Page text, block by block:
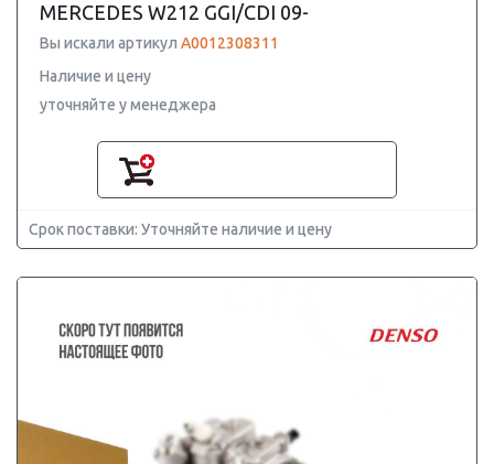
MERCEDES W212 GGI/CDI 09-
Вы искали артикул A0012308311
Наличие и цену
уточняйте у менеджера
Срок поставки: Уточняйте наличие и цену